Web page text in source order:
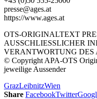
presse@ages.at
https://www.ages.at
OTS-ORIGINALTEXT
AUSSCHLIESSLICHER
VERANTWORTUNG DES
© Copyright APA-OTS
jeweilige Aussender
GrazLeibnitzWien
Share FacebookTwitter